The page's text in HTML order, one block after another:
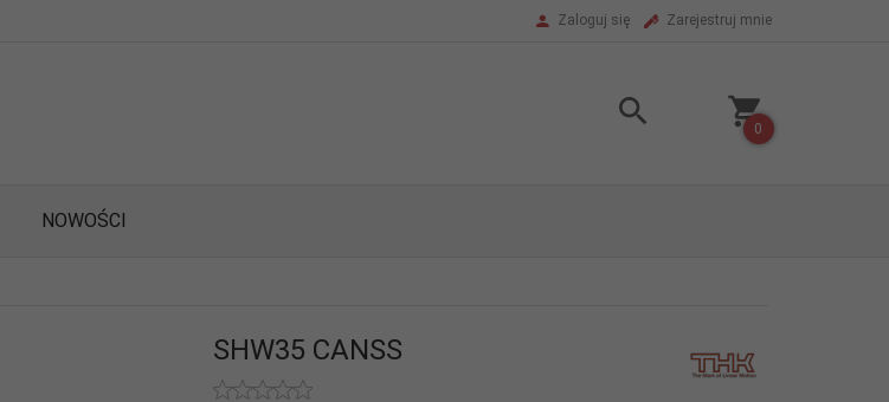
Zaloguj się Zarejestruj mnie
0
NOWOŚCI
SHW35 CANSS